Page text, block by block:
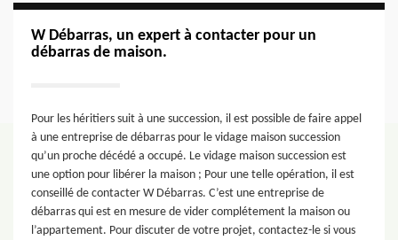
W Débarras, un expert à contacter pour un
débarras de maison.
Pour les héritiers suit à une succession, il est possible de faire appel
à une entreprise de débarras pour le vidage maison succession
qu’un proche décédé a occupé. Le vidage maison succession est
une option pour libérer la maison ; Pour une telle opération, il est
conseillé de contacter W Débarras. C’est une entreprise de
débarras qui est en mesure de vider complétement la maison ou
l’appartement. Pour discuter de votre projet, contactez-le si vous